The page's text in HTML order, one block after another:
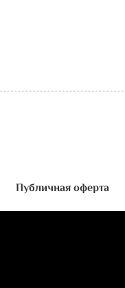
Публичная оферта